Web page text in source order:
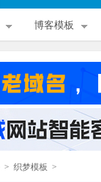
博客模板
> 织梦模板 >